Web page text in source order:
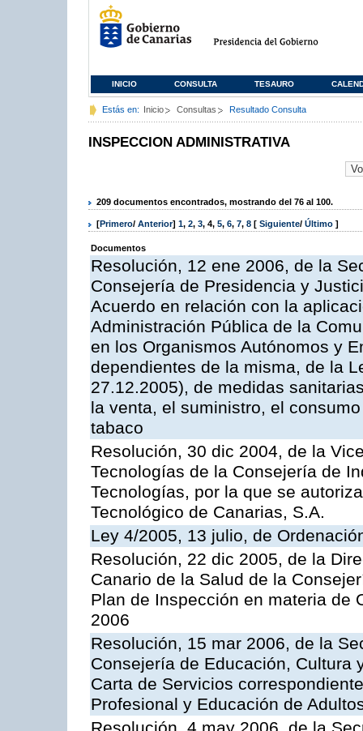
INICIO CONSULTA TESAURO
Estás en: Inicio Consultas Resultado Consulta
INSPECCION ADMINISTRATIVA
209 documentos encontrados, mostrando del 76 al 100.
[Primero/ Anterior] 1, 2, 3, 4, 5, 6, 7, 8 [ Siguiente/ Último ]
Documentos
Resolución, 12 ene 2006, de la
Consejería de Presidencia y
Acuerdo en relación con la
Administración Pública de la
en los Organismos Autónomos y
dependientes de la misma, de la
27.12.2005), de medidas
la venta, el suministro, el
tabaco
Resolución, 30 dic 2004, de la
Tecnologías de la Consejería de
Tecnologías, por la que se
Tecnológico de Canarias, S.A.
Ley 4/2005, 13 julio, de
Resolución, 22 dic 2005, de la
Canario de la Salud de la
Plan de Inspección en materia de
2006
Resolución, 15 mar 2006, de la
Consejería de Educación, Cultura
Carta de Servicios
Profesional y Educación de